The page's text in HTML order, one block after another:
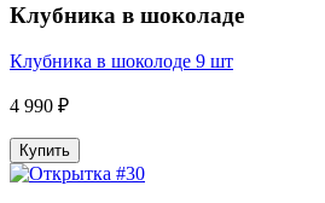
Клубника в шоколаде
Клубника в шоколоде 9 шт
4 990 ₽
Купить